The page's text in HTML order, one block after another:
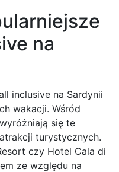
na
inclusive na Sardynii
wakacji. Wśród
się te
turystycznych.
czy Hotel Cala di
ze względu na